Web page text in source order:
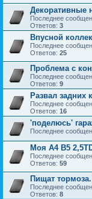
Декоративные
Последнее
Ответов: 3
Впусной
Последнее
Ответов: 25
Проблема с
Последнее
Ответов: 9
Развал задних
Последнее
Ответов: 16
'поделюсь'
Последнее
Моя А4 В5
Последнее
Ответов: 59
Пищат
Последнее
Ответов: 8